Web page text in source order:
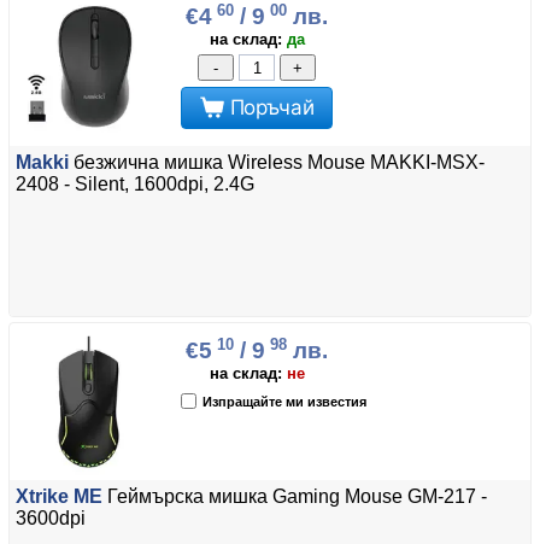
€4 60 / 9 00 лв.
на склад: да
-
+
Поръчай
Makki безжична мишка Wireless Mouse MAKKI-MSX-
2408 - Silent, 1600dpi, 2.4G
€5 10 / 9 98 лв.
на склад: не
Изпращайте ми известия
Xtrike ME Геймърска мишка Gaming Mouse GM-217 -
3600dpi